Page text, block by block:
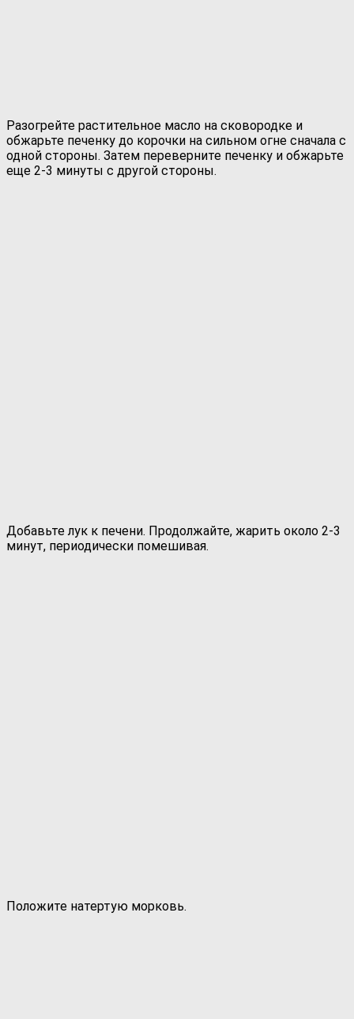
Разогрейте растительное масло на сковородке и
обжарьте печенку до корочки на сильном огне сначала с
одной стороны. Затем переверните печенку и обжарьте
еще 2-3 минуты с другой стороны.
Добавьте лук к печени. Продолжайте, жарить около 2-3
минут, периодически помешивая.
Положите натертую морковь.